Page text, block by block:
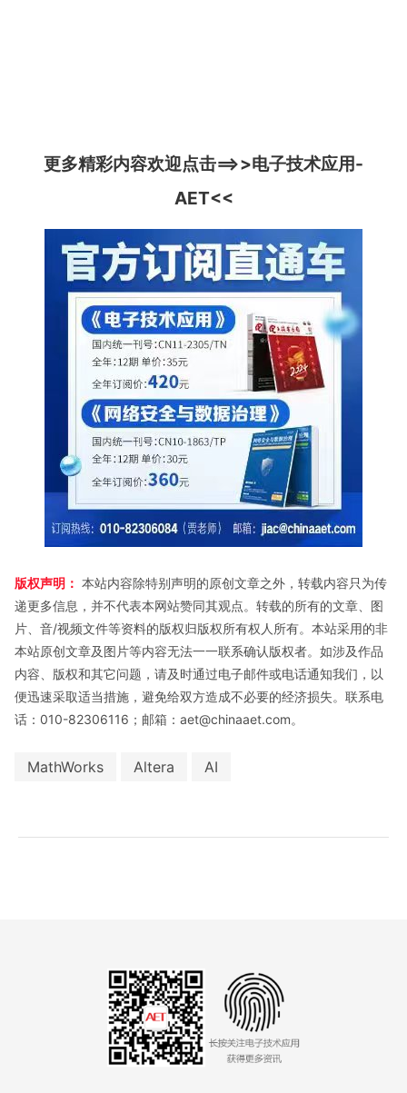
更多精彩内容欢迎点击==>>电子技术应用-
AET<<
版权声明： 本站内容除特别声明的原创文章之外，转载内容只为传
递更多信息，并不代表本网站赞同其观点。转载的所有的文章、图
片、音/视频文件等资料的版权归版权所有权人所有。本站采用的非
本站原创文章及图片等内容无法一一联系确认版权者。如涉及作品
内容、版权和其它问题，请及时通过电子邮件或电话通知我们，以
便迅速采取适当措施，避免给双方造成不必要的经济损失。联系电
话：010-82306116；邮箱：aet@chinaaet.com。
MathWorks Altera AI